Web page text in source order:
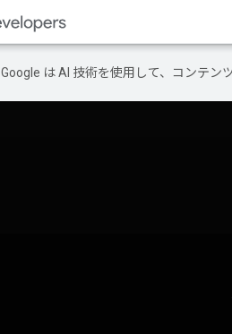
Google は AI 技術を使用して、コンテン